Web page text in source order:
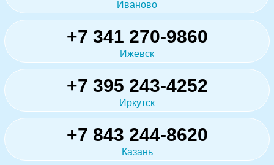
Иваново
+7 341 270-9860
Ижевск
+7 395 243-4252
Иркутск
+7 843 244-8620
Казань